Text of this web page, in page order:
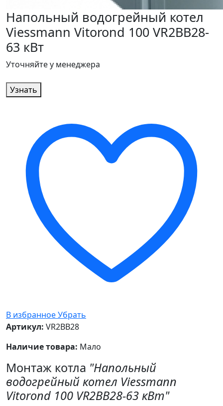
Напольный водогрейный котел
Viessmann Vitorond 100 VR2BB28-
63 кВт
Уточняйте у менеджера
Узнать
В избранноеУбрать
Артикул: VR2BB28
Наличие товара: Мало
Монтаж котла "Напольный
водогрейный котел Viessmann
Vitorond 100 VR2BB28-63 кВт"